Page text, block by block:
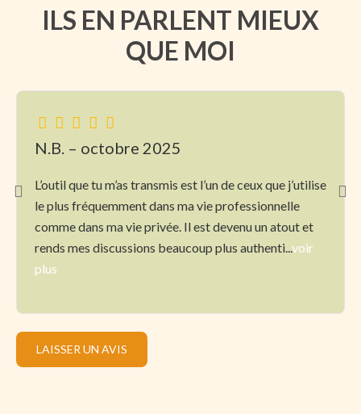
ILS EN PARLENT MIEUX
QUE MOI
N.B. – octobre 2025
L’outil que tu m’as transmis est l’un de ceux que j’utilise
le plus fréquemment dans ma vie professionnelle
comme dans ma vie privée. Il est devenu un atout et
rends mes discussions beaucoup plus authenti...voir
plus
LAISSER UN AVIS